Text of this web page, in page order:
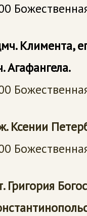
Климента,
Агафангела.